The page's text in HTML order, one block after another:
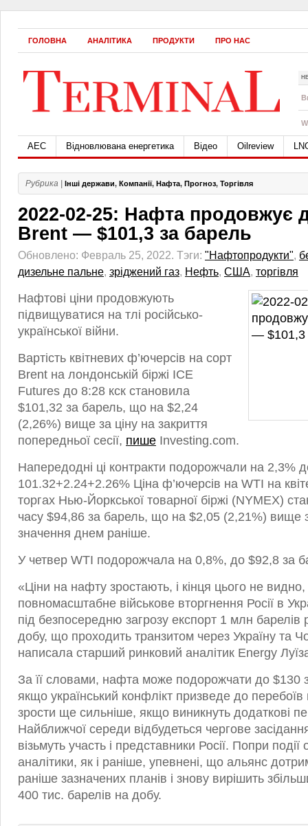
ГОЛОВНА АНАЛІТИКА ПРОДУКТИ ПРО НАС
АЕС Відновлювана енергетика Відео Oilreview
Рубрика | Інші держави, Компанії, Нафта, Прогноз, Торгівля
2022-02-25: Нафта продовжує
Brent — $101,3 за барель
Обновлено: Февраль 25, 2022. Тэги: "Нафтопродукти",
дизельне пальне, зріджений газ, Нефть, США, торгівля
Нафтові ціни продовжують
підвищуватися на тлі російсько-
української війни.
Вартість квітневих ф’ючерсів на сорт
Brent на лондонській біржі ICE
Futures до 8:28 кск становила
$101,32 за барель, що на $2,24
(2,26%) вище за ціну на закриття
попередньої сесії, пише Investing.com.
Напередодні ці контракти подорожчали на 2,3%
101.32+2.24+2.26% Ціна ф’ючерсів на WTI на
торгах Нью-Йоркської товарної біржі (NYMEX)
часу $94,86 за барель, що на $2,05 (2,21%) вище
значення днем ​​раніше.
У четвер WTI подорожчала на 0,8%, до $92,8 за
«Ціни на нафту зростають, і кінця цього не
повномасштабне військове вторгнення Росії в
під безпосередню загрозу експорт 1 млн барелів
добу, що проходить транзитом через Україну та
написала старший ринковий аналітик Energy
За її словами, нафта може подорожчати до $130
якщо український конфлікт призведе до перебоїв
зрости ще сильніше, якщо виникнуть додаткові
Найближчої середи відбудеться чергове
візьмуть участь і представники Росії. Попри події
аналітики, як і раніше, упевнені, що альянс
раніше зазначених планів і знову вирішить
400 тис. барелів на добу.